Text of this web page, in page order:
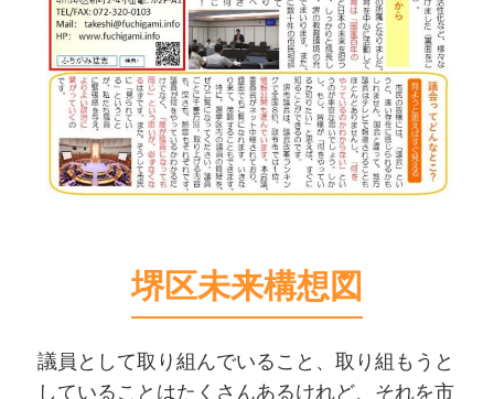
堺区未来構想図
議員として取り組んでいること、取り組もうと
していることはたくさんあるけれど、それを市